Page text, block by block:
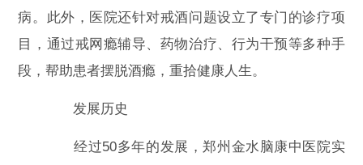
病。此外，医院还针对戒酒问题设立了专门的诊疗项
目，通过戒网瘾辅导、药物治疗、行为干预等多种手
段，帮助患者摆脱酒瘾，重拾健康人生。
发展历史
经过50多年的发展，郑州金水脑康中医院实